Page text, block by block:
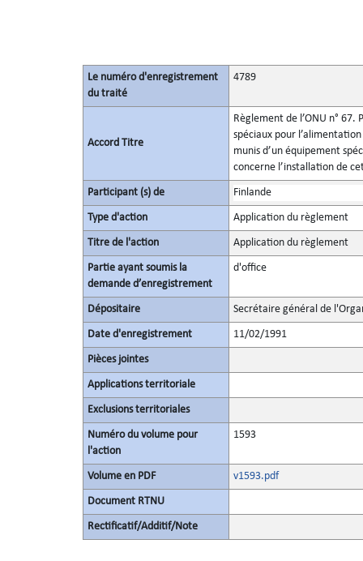
Le numéro d'enregistrement
du traité
4789
Accord Titre
Règlement de l’ONU n°
spéciaux pour
munis d’un équipement
concerne l’installation de
Participant (s) de Finlande
Type d'action Application du règlement
Titre de l'action Application du règlement
Partie ayant soumis la
demande d’enregistrement
d'office
Dépositaire Secrétaire général de
Date d'enregistrement 11/02/1991
Pièces jointes
Applications territoriale
Exclusions territoriales
Numéro du volume pour
l'action
1593
Volume en PDF v1593.pdf
Document RTNU
Rectificatif/Additif/Note